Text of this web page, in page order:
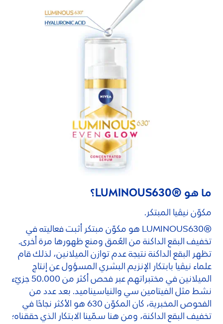
ما هو ® LUMINOUS630؟
مكوّن نيڤيا المبتكر.
®
LUMINOUS 630 هو مكوّن مبتكر أثبت فعاليته في
تخفيف البقع الداكنة من العُمق ومنع ظهورها مرة أخرى.
تظهر البقع الداكنة نتيجة عدم توازن الميلانين، لذلك قام
علماء نيڤيا بابتكار الإنزيم البشري المسؤول عن إنتاج
الميلانين في مختبراتهم عبر فحص أكثر من 50.000 جزيّء
نشط مثل الفيتامين سي والنياسيناميد. بعد عدد من
الفحوص المخبرية، كان المكوّن 630 هو الأكثر نجاحًا في
تخفيف البقع الداكنة، ومن هنا سمّينا الابتكار الذي حققناه؛